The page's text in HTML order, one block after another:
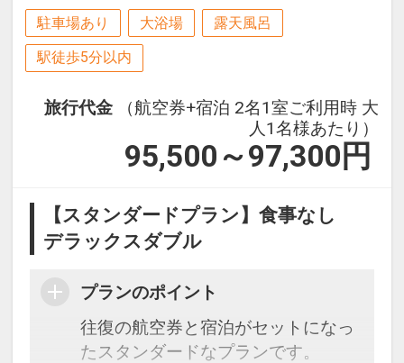
駐車場あり 大浴場 露天風呂
駅徒歩5分以内
旅行代金
（航空券+宿泊 2名1室ご利用時 大
人1名様あたり）
95,500～97,300 円
【スタンダードプラン】食事なし
デラックスダブル
プランのポイント
往復の航空券と宿泊がセットになっ
たスタンダードなプランです。